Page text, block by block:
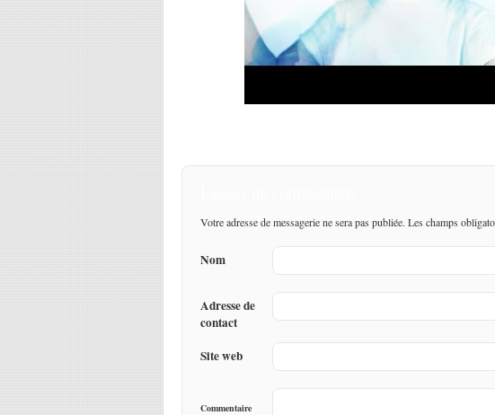
Votre adresse de messagerie ne sera pas publiée. Les champs
Nom
Adresse de
contact
Site web
Commentaire